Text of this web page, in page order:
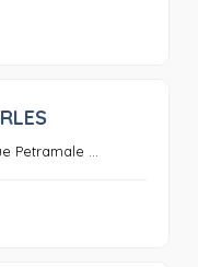
Petramale ...